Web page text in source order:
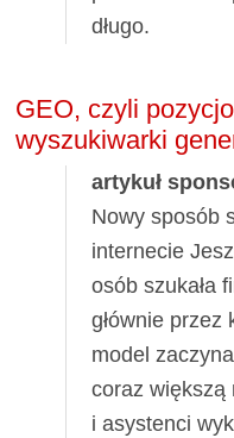
długo.
GEO, czyli
wyszukiwarki
artykuł
Nowy sposób
internecie
osób szukała
głównie przez
model
coraz większą
i asystenci